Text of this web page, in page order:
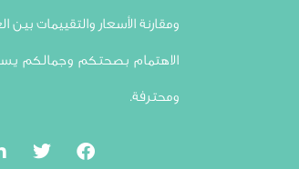
ومقارنة الأسعار والتقييمات بين
الاهتمام بصحتكم وجمالكم
ومحترفة.